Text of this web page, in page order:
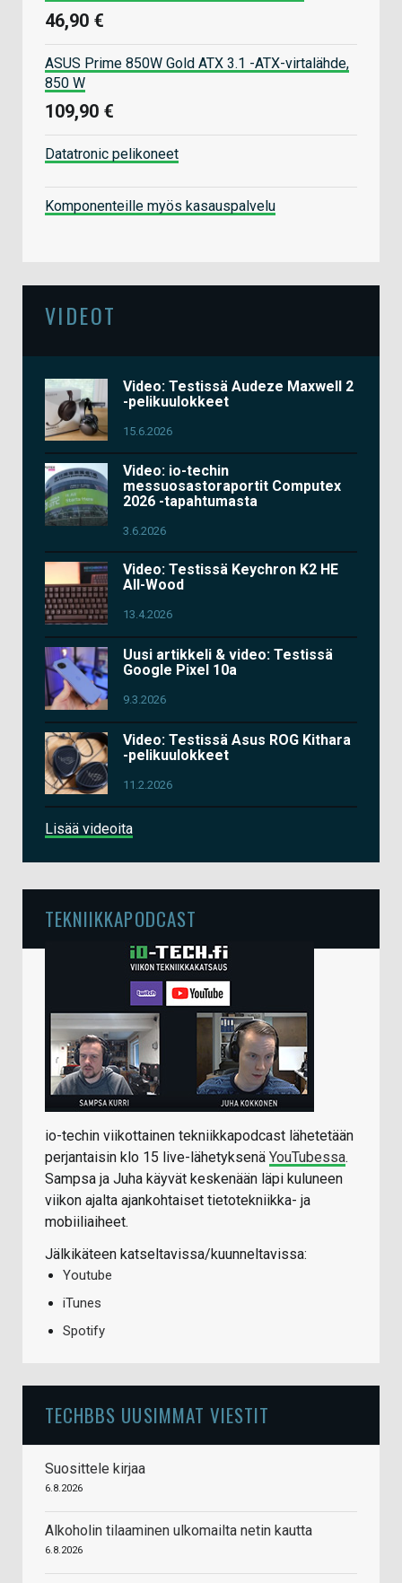
46,90 €
ASUS Prime 850W Gold ATX 3.1 -ATX-virtalähde,
850 W
109,90 €
Datatronic pelikoneet
Komponenteille myös kasauspalvelu
VIDEOT
Video: Testissä Audeze Maxwell 2
-pelikuulokkeet
15.6.2026
Video: io-techin
messuosastoraportit Computex
2026 -tapahtumasta
3.6.2026
Video: Testissä Keychron K2 HE
All-Wood
13.4.2026
Uusi artikkeli & video: Testissä
Google Pixel 10a
9.3.2026
Video: Testissä Asus ROG Kithara
-pelikuulokkeet
11.2.2026
Lisää videoita
TEKNIIKKAPODCAST
io-techin viikottainen tekniikkapodcast lähetetään
perjantaisin klo 15 live-lähetyksenä YouTubessa.
Sampsa ja Juha käyvät keskenään läpi kuluneen
viikon ajalta ajankohtaiset tietotekniikka- ja
mobiiliaiheet.
Jälkikäteen katseltavissa/kuunneltavissa:
Youtube
iTunes
Spotify
TECHBBS UUSIMMAT VIESTIT
Suosittele kirjaa
6.8.2026
Alkoholin tilaaminen ulkomailta netin kautta
6.8.2026